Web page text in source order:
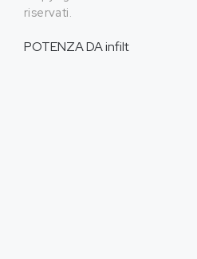
riservati.
POTENZA DAinfilt